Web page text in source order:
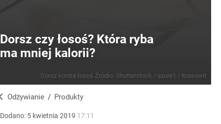
Dorsz czy łosoś? Która ryba
ma mniej kalorii?
Dorsz kontra łosoś Źródło: Shutterstock / azure1 / Krasowit
Odżywianie / Produkty
Dodano: 5 kwietnia 2019 17:11